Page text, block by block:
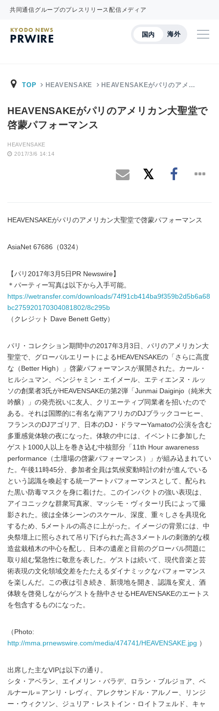
共同通信グループのプレスリリース配信メディア
国内 海外
KYODO NEWS
PRWIRE
TOP HEAVENSAKE HEAVENSAKEがパリのアメ…
HEAVENSAKEがパリのアメリカン大聖堂で
啓蒙パフォーマンス
HEAVENSAKE
2017/3/6 14:14
HEAVENSAKEがパリのアメリカン大聖堂で啓蒙パフォーマンス
AsiaNet 67686（0324）
【パリ2017年3月5日PR Newswire】
＊パーティー写真は以下から入手可能。
https://wetransfer.com/downloads/74f91cb414ba9f359b2d5b6a68
bc275920170304081802/8c295b
（クレジット Dave Benett Getty）
パリ・コレクション期間中の2017年3月3日、パリのアメリカン大
聖堂で、グローバルエリートによるHEAVENSAKEの「さらに高度
な（Better High）」啓蒙パフォーマンスが展開された。カール・
ヒルシュマン、ベンジャミン・エイメール、エティエンヌ・ルッ
ソの創業者3氏がHEAVENSAKEの第2弾「Junmai Daiginjo（純米大
吟醸）」の発売祝いに友人、クリエーティブ同業者を招いたので
ある。それは国際的に有名な南アフリカのDJブラックコーヒー、
フランスのDJアゴリア、日本のDJ・ドラマーYamatoの公演を含む
多重感覚体験の夜になった。体験の中には、イベントに参加した
ゲスト1000人以上を巻き込む中核部分「11th Hour awareness
performance（土壇場の啓蒙パフォーマンス）」が組み込まれてい
た。午後11時45分、参加者全員は気候変動時計の針が進んでいる
という認識を喚起する統一アートパフォーマンスとして、配られ
た黒い防毒マスクを身に着けた。このインパクトの強い表現は、
アイコニックな群衆写真家、マッシモ・ヴィターリ氏によって撮
影された。彼は全体シーンのスケール、深度、重々しさを具現化
するため、5メートルの高さに上がった。イメージの背景には、中
央祭壇上に照らされて吊り下げられた高さ3メートルの刺激的な模
造盆栽植木の中心を配し、日本の遺産と目前のグローバル問題に
取り組む緊急性に敬意を表した。ゲストは続いて、現代音楽と芸
術表現の文化領域交差をたたえるダイナミックなパフォーマンス
を楽しんだ。この夜は引き続き、新境地を開き、認識を変え、酒
体験を啓発しながらゲストを熱中させるHEAVENSAKEのエートス
を包含するものになった。
（Photo:
http://mma.prnewswire.com/media/474741/HEAVENSAKE.jpg ）
出席した主なVIPは以下の通り。
シタ・アベラン、エイメリン・バラデ、ロラン・ブルジョア、ベ
ルナール＝アンリ・レヴィ、アレクサンドル・アルノー、リンジ
ー・ウィクソン、ジュリア・レストイン・ロイトフェルド、キャ